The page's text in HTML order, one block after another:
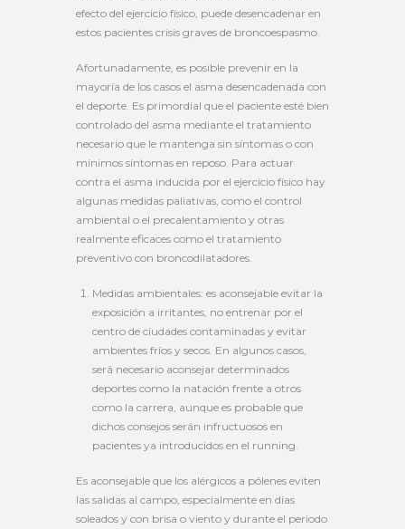
efecto del ejercicio físico, puede desencadenar en
estos pacientes crisis graves de broncoespasmo.
Afortunadamente, es posible prevenir en la
mayoría de los casos el asma desencadenada con
el deporte. Es primordial que el paciente esté bien
controlado del asma mediante el tratamiento
necesario que le mantenga sin síntomas o con
mínimos síntomas en reposo. Para actuar
contra el asma inducida por el ejercicio físico hay
algunas medidas paliativas, como el control
ambiental o el precalentamiento y otras
realmente eficaces como el tratamiento
preventivo con broncodilatadores.
Medidas ambientales: es aconsejable evitar la
exposición a irritantes, no entrenar por el
centro de ciudades contaminadas y evitar
ambientes fríos y secos. En algunos casos,
será necesario aconsejar determinados
deportes como la natación frente a otros
como la carrera, aunque es probable que
dichos consejos serán infructuosos en
pacientes ya introducidos en el running.
Es aconsejable que los alérgicos a pólenes eviten
las salidas al campo, especialmente en días
soleados y con brisa o viento y durante el periodo